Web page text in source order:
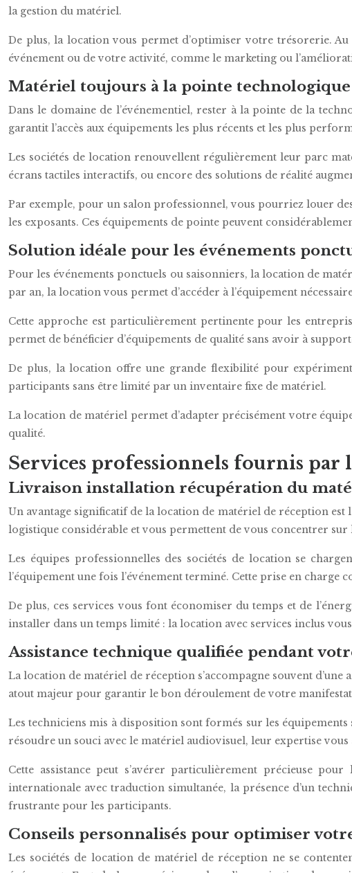
la gestion du matériel.
De plus, la location vous permet d’optimiser votre trésorerie.
événement ou de votre activité, comme le marketing ou
Matériel toujours à la pointe technologique
Dans le domaine de l’événementiel, rester à la pointe de la
garantit l’accès aux équipements les plus récents et les plus
Les sociétés de location renouvellent régulièrement leur parc
écrans tactiles interactifs, ou encore des solutions de réalité
Par exemple, pour un salon professionnel, vous pourriez louer
les exposants. Ces équipements de pointe peuvent
Solution idéale pour les événements
Pour les événements ponctuels ou saisonniers, la location de
par an, la location vous permet d’accéder à l’équipement
Cette approche est particulièrement pertinente pour les
permet de bénéficier d’équipements de qualité sans avoir à
De plus, la location offre une grande flexibilité pour
participants sans être limité par un inventaire fixe de matériel.
La location de matériel permet d’adapter précisément votre
qualité.
Services professionnels fournis par
Livraison installation récupération du
Un avantage significatif de la location de matériel de réception est
logistique considérable et vous permettent de vous concentrer
Les équipes professionnelles des sociétés de location se
l’équipement une fois l’événement terminé. Cette prise en
De plus, ces services vous font économiser du temps et de
installer dans un temps limité : la location avec services inclus
Assistance technique qualifiée pendant
La location de matériel de réception s’accompagne souvent
atout majeur pour garantir le bon déroulement de votre
Les techniciens mis à disposition sont formés sur les équipements
résoudre un souci avec le matériel audiovisuel, leur expertise
Cette assistance peut s’avérer particulièrement précieuse
internationale avec traduction simultanée, la présence d’un
frustrante pour les participants.
Conseils personnalisés pour optimiser
Les sociétés de location de matériel de réception ne se